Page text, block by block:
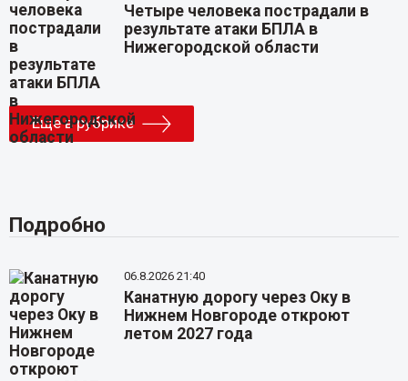
Четыре человека пострадали в
результате атаки БПЛА в
Нижегородской области
Еще в рубрике
Подробно
06.8.2026 21:40
Канатную дорогу через Оку в
Нижнем Новгороде откроют
летом 2027 года